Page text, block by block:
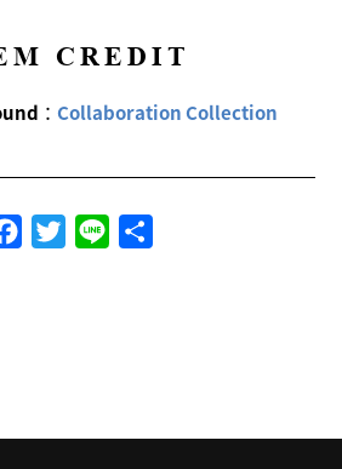
CREDIT
： Collaboration Collection
FacebookTwitterLine